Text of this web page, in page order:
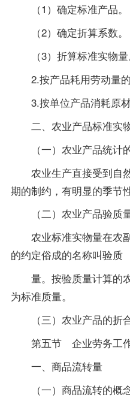
（1）确定标准产品。
（2）确定折算系数。
（3）折算标准实物量
2.按产品耗用劳动量的
3.按单位产品消耗原材
二、农业产品标准实
（一）农业产品统计
农业生产直接受到自
期的制约，有明显的季节性
（二）农业产品验质
农业标准实物量在农
的约定俗成的名称叫验质
量。按验质量计算的
为标准质量。
（三）农业产品的折
第五节 企业劳务工
一、商品流转量
（一）商品流转的概